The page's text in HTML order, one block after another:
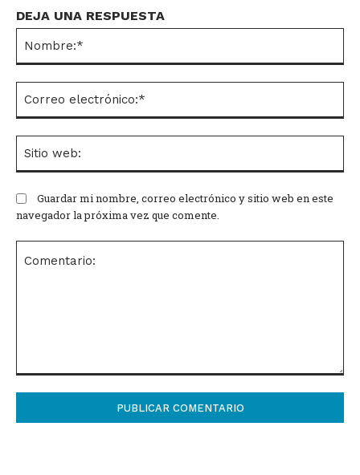
DEJA UNA RESPUESTA
Comentario:
Guardar mi nombre, correo electrónico y sitio web en este
navegador la próxima vez que comente.